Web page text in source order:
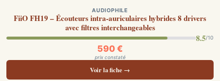
AUDIOPHILE
FiiO FH19 – Écouteurs intra-auriculaires hybrides 8 drivers
avec filtres interchangeables
8.5/10
590 €
prix constaté
Voir la fiche →